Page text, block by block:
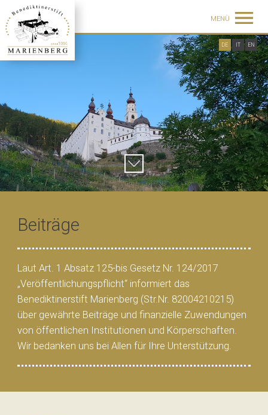
MENÜ
DE IT EN
Beiträge
Laut Art. 1 Absatz 125-bis Gesetz Nr. 124/2017
„Veröffentlichungspflicht“ informiert das
Benediktinerstift Marienberg (Str.Nr. 82004210215)
über gewährte Beiträge und finanzielle Zuwendungen
von öffentlichen Institutionen und Körperschaften.
Wir bedanken uns bei Allen für Ihre Unterstützung.